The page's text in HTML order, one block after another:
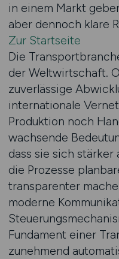
in einem Markt
aber dennoch klare
Zur Startseite
Die
der Weltwirtschaft.
zuverlässige
internationale
Produktion noch
wachsende
dass sie sich
die Prozesse
transparenter
moderne
Fundament einer
zunehmend